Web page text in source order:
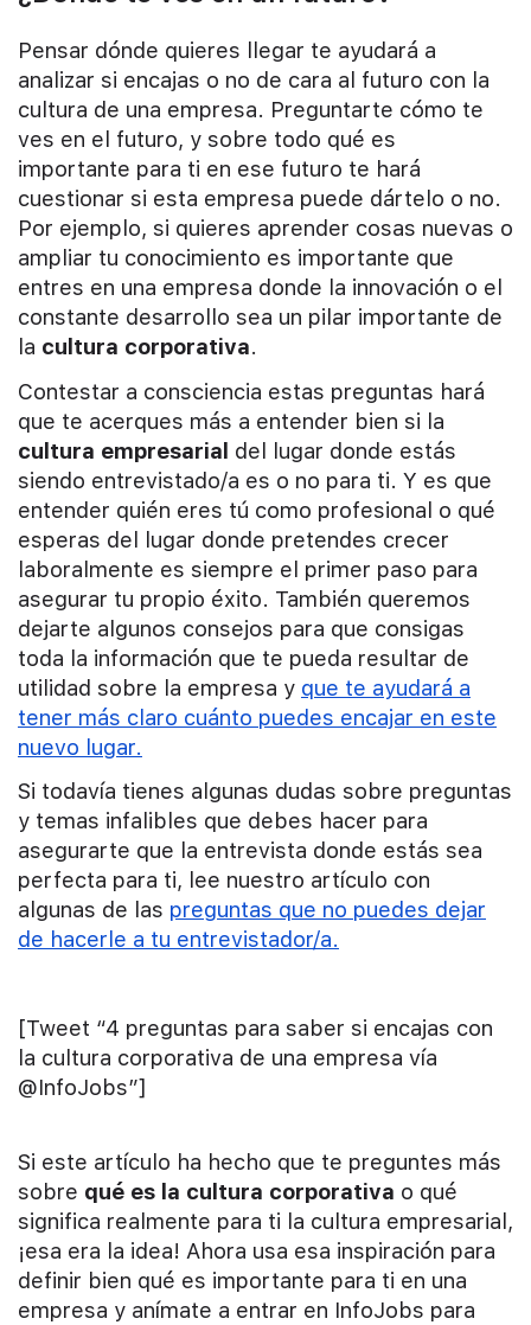
Pensar dónde quieres llegar te ayudará a
analizar si encajas o no de cara al futuro con la
cultura de una empresa. Preguntarte cómo te
ves en el futuro, y sobre todo qué es
importante para ti en ese futuro te hará
cuestionar si esta empresa puede dártelo o no.
Por ejemplo, si quieres aprender cosas nuevas o
ampliar tu conocimiento es importante que
entres en una empresa donde la innovación o el
constante desarrollo sea un pilar importante de
la cultura corporativa.
Contestar a consciencia estas preguntas hará
que te acerques más a entender bien si la
cultura empresarial del lugar donde estás
siendo entrevistado/a es o no para ti. Y es que
entender quién eres tú como profesional o qué
esperas del lugar donde pretendes crecer
laboralmente es siempre el primer paso para
asegurar tu propio éxito. También queremos
dejarte algunos consejos para que consigas
toda la información que te pueda resultar de
utilidad sobre la empresa y que te ayudará a
tener más claro cuánto puedes encajar en este
nuevo lugar.
Si todavía tienes algunas dudas sobre preguntas
y temas infalibles que debes hacer para
asegurarte que la entrevista donde estás sea
perfecta para ti, lee nuestro artículo con
algunas de las preguntas que no puedes dejar
de hacerle a tu entrevistador/a.
[Tweet “4 preguntas para saber si encajas con
la cultura corporativa de una empresa vía
@InfoJobs”]
Si este artículo ha hecho que te preguntes más
sobre qué es la cultura corporativa o qué
significa realmente para ti la cultura empresarial,
¡esa era la idea! Ahora usa esa inspiración para
definir bien qué es importante para ti en una
empresa y anímate a entrar en InfoJobs para